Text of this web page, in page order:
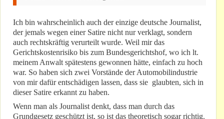
Ich bin wahrscheinlich auch der einzige deutsche Journalist,
der jemals wegen einer Satire nicht nur verklagt, sondern
auch rechtskräftig verurteilt wurde. Weil mir das
Gerichtskostenrisiko bis zum Bundesgerichtshof, wo ich lt.
meinem Anwalt spätestens gewonnen hätte, einfach zu hoch
war. So haben sich zwei Vorstände der Automobilindustrie
von mir dafür entschädigen lassen, dass sie glaubten, sich in
dieser Satire erkannt zu haben.
Wenn man als Journalist denkt, dass man durch das
Grundgesetz geschützt ist, so ist das theoretisch sogar richtig.